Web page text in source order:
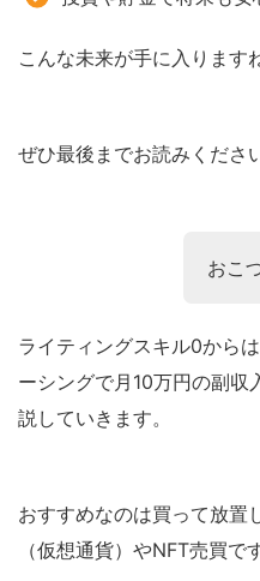
こんな未来が手に入ります
ぜひ最後までお読みくださ
おこ
ライティングスキル0から
ーシングで月10万円の副収
説していきます。
おすすめなのは買って放置
（仮想通貨）やNFT売買です